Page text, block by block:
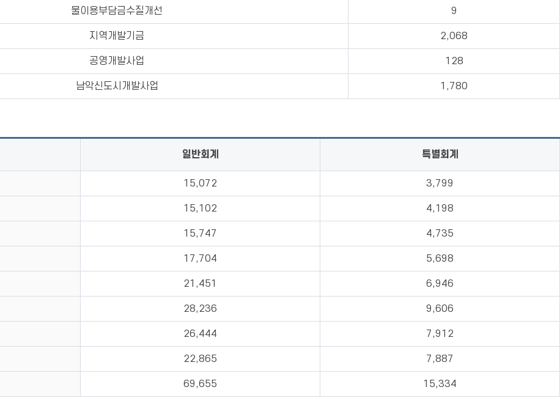
물이용부담금수질개선 9
지역개발기금 2,068
공영개발사업 128
남악신도시개발사업 1,780
일반회계 특별회계
15,072 3,799
15,102 4,198
15,747 4,735
17,704 5,698
21,451 6,946
28,236 9,606
26,444 7,912
22,865 7,887
69,655 15,334